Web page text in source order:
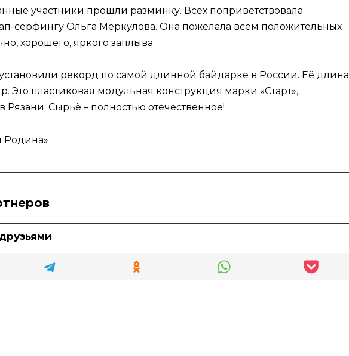
участники прошли разминку. Всех поприветствовала
серфингу Ольга Меркулова. Она пожелала всем положительных
хорошего, яркого заплыва.
рекорд по самой длинной байдарке в России. Её длина
Это пластиковая модульная конструкция марки «Старт»,
Сырьё – полностью отечественное!
Родина»